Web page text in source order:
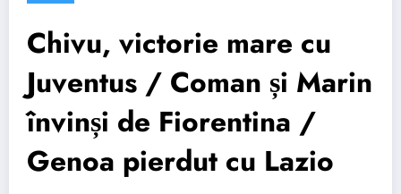
Chivu, victorie mare cu
Juventus / Coman și Marin
învinși de Fiorentina /
Genoa pierdut cu Lazio